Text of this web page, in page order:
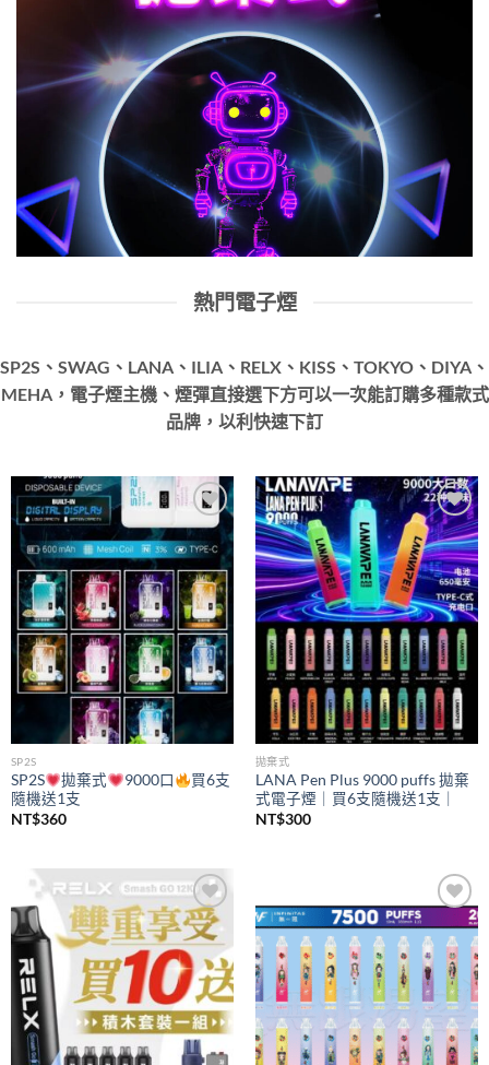
熱門電子煙
SP2S、SWAG、LANA、ILIA、RELX、KISS、TOKYO、DIYA、
MEHA，電子煙主機、煙彈直接選下方可以一次能訂購多種款式
品牌，以利快速下訂
Add to
wishlist
SP2S
SP2S 拋棄式 9000口
買6支
隨機送1支
NT$360
Add to
wishlist
拋棄式
LANA Pen Plus 9000 puffs 拋棄
式電子煙｜買6支隨機送1支｜
NT$300
Add to
wishlist
Add to
wishlist